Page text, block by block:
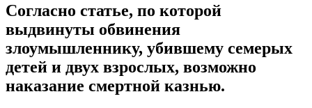
Согласно статье, по которой
выдвинуты обвинения
злоумышленнику, убившему семерых
детей и двух взрослых, возможно
наказание смертной казнью.